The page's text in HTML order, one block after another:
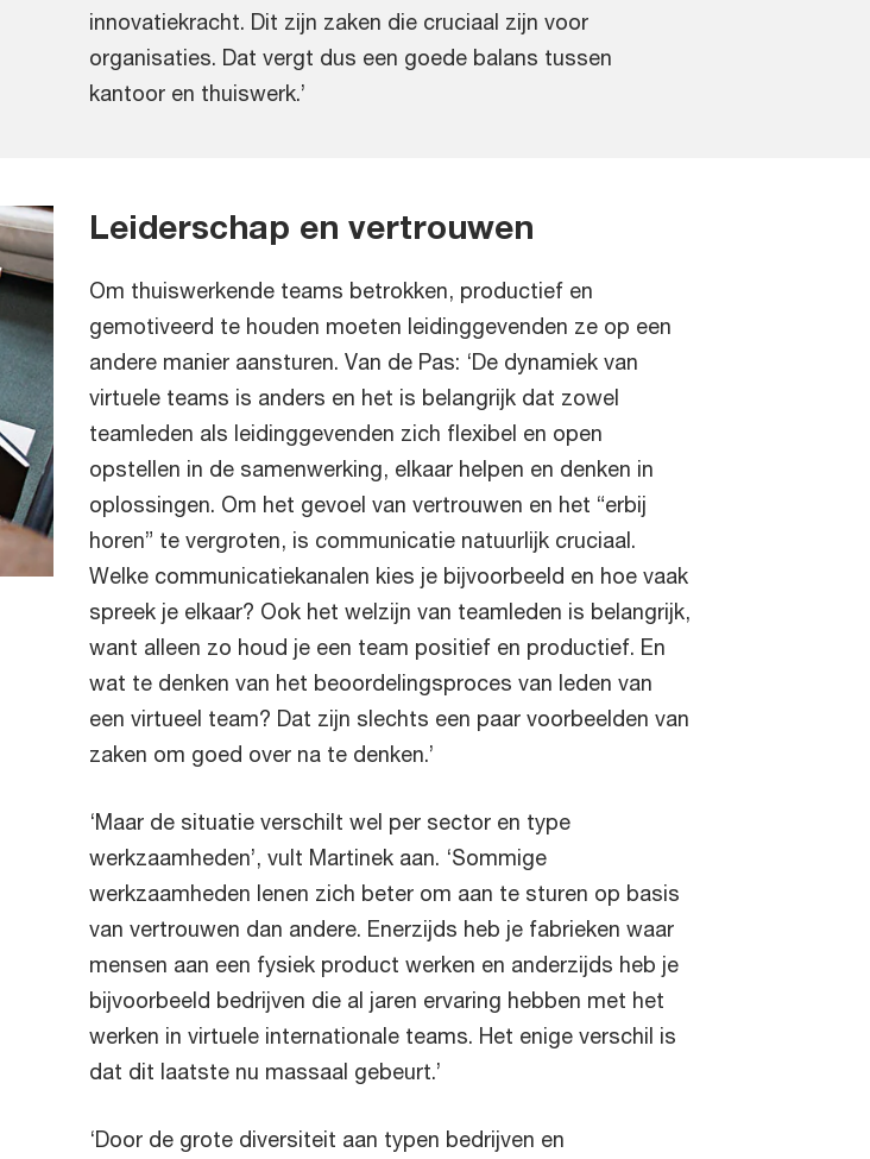
innovatiekracht. Dit zijn zaken die cruciaal zijn voor
organisaties. Dat vergt dus een goede balans tussen
kantoor en thuiswerk.’
Leiderschap en vertrouwen
Om thuiswerkende teams betrokken, productief en
gemotiveerd te houden moeten leidinggevenden ze op een
andere manier aansturen. Van de Pas: ‘De dynamiek van
virtuele teams is anders en het is belangrijk dat zowel
teamleden als leidinggevenden zich flexibel en open
opstellen in de samenwerking, elkaar helpen en denken in
oplossingen. Om het gevoel van vertrouwen en het “erbij
horen” te vergroten, is communicatie natuurlijk cruciaal.
Welke communicatiekanalen kies je bijvoorbeeld en hoe vaak
spreek je elkaar? Ook het welzijn van teamleden is belangrijk,
want alleen zo houd je een team positief en productief. En
wat te denken van het beoordelingsproces van leden van
een virtueel team? Dat zijn slechts een paar voorbeelden van
zaken om goed over na te denken.’
‘Maar de situatie verschilt wel per sector en type
werkzaamheden’, vult Martinek aan. ‘Sommige
werkzaamheden lenen zich beter om aan te sturen op basis
van vertrouwen dan andere. Enerzijds heb je fabrieken waar
mensen aan een fysiek product werken en anderzijds heb je
bijvoorbeeld bedrijven die al jaren ervaring hebben met het
werken in virtuele internationale teams. Het enige verschil is
dat dit laatste nu massaal gebeurt.’
‘Door de grote diversiteit aan typen bedrijven en